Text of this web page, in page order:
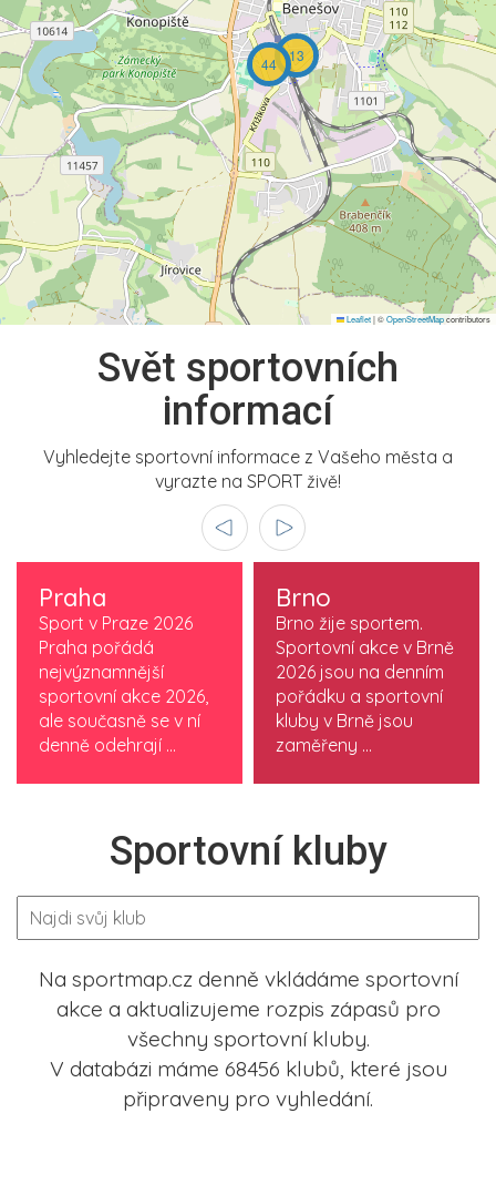
13
44
Leaflet|©OpenStreetMapcontributors
Svět sportovních
informací
Vyhledejte sportovní informace z Vašeho města a
vyrazte na SPORT živě!
Praha
Sport v Praze 2026
Praha pořádá
nejvýznamnější
sportovní akce 2026,
ale současně se v ní
denně odehrají ...
Brno
Brno žije sportem.
Sportovní akce v Brně
2026 jsou na denním
pořádku a sportovní
kluby v Brně jsou
zaměřeny ...
Sportovní kluby
Na sportmap.cz denně vkládáme sportovní
akce a aktualizujeme rozpis zápasů pro
všechny sportovní kluby.
V databázi máme 68456 klubů, které jsou
připraveny pro vyhledání.